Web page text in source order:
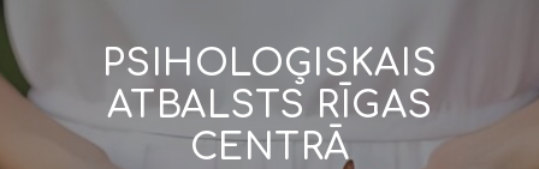
PSIHOLOĢISKAIS
ATBALSTS RĪGAS
CENTRĀ